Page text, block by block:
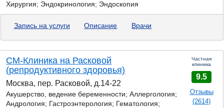
Хирургия; Эндокринология; Эндоскопия
Запись на услуги Описание Врачи
СМ-Клиника на Расковой
(репродуктивного здоровья)
Москва, пер. Расковой, д.14-22
Акушерство, ведение беременности; Аллергология;
Андрология; Гастроэнтерология; Гематология;
Частная
клиника
9.5
Отзывы
(2614)